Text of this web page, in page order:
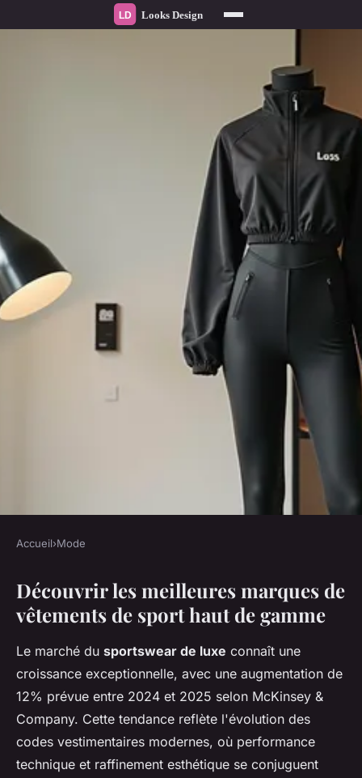
Découvrez les marques de
sportswear luxe à ne pas
manquer
Isaac • 16 janvier 2026 7 min de lecture
Accueil›Mode
Découvrir les meilleures marques de
vêtements de sport haut de gamme
Le marché du sportswear de luxe connaît une
croissance exceptionnelle, avec une augmentation de
12% prévue entre 2024 et 2025 selon McKinsey &
Company. Cette tendance reflète l'évolution des
codes vestimentaires modernes, où performance
technique et raffinement esthétique se conjuguent